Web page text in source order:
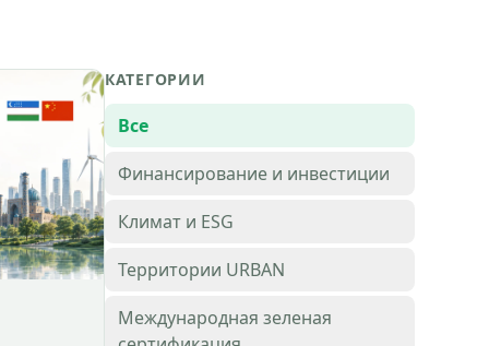
КАТЕГОРИИ
Все
Финансирование и инвестиции
Климат и ESG
Территории URBAN
Международная зеленая